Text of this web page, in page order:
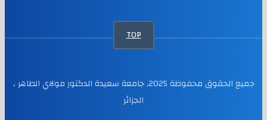
TOP
جميع الحقوق محفوظة 2025, جامعة سعيدة الدكتور مولاي الطاهر ،
الجزائر